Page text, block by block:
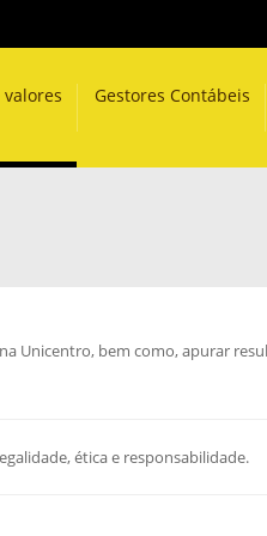
valores Gestores Contábeis
Unicentro, bem como, apurar
ética e responsabilidade.